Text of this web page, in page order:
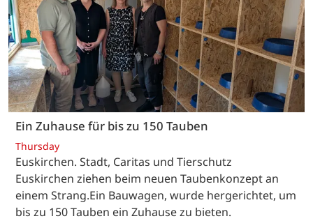
Ein Zuhause für bis zu 150 Tauben
Thursday
Euskirchen. Stadt, Caritas und Tierschutz
Euskirchen ziehen beim neuen Taubenkonzept an
einem Strang.Ein Bauwagen, wurde hergerichtet, um
bis zu 150 Tauben ein Zuhause zu bieten.